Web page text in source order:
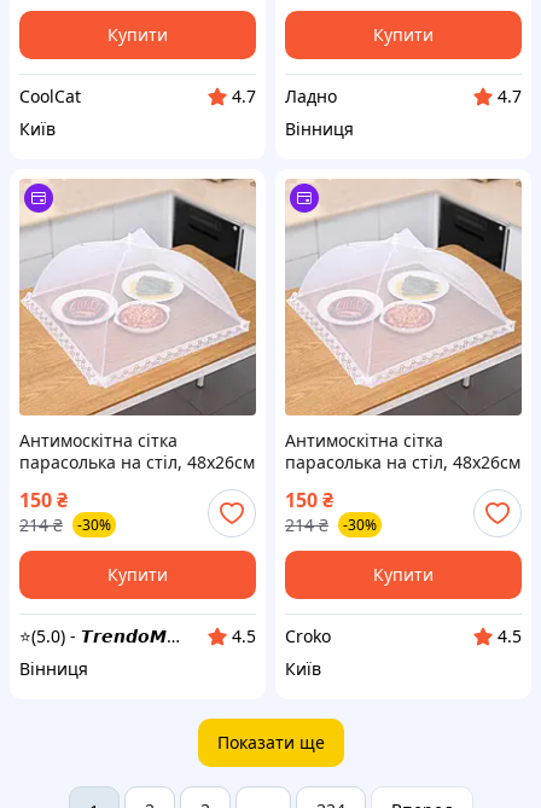
Купити
CoolCat
4.7
Київ
Купити
Ладно
4.7
Вінниця
Антимоскітна сітка
парасолька на стіл, 48х26см
/ Антимоскітна парасолька-
ковпак для продуктів / Сітка
чохол на стіл
150₴
214 ₴ -30%
Купити
⭐(5.0) - 𝙏𝙧𝙚𝙣𝙙𝙤𝙈𝙖𝙣𝙞𝙖
4.5
Вінниця
Антимоскітна сітка
парасолька на стіл, 48х26см
/ Антимоскітна парасолька-
ковпак для продуктів / Сітка
чохол на стіл
150₴
214 ₴ -30%
Купити
Croko
4.5
Київ
Показати ще